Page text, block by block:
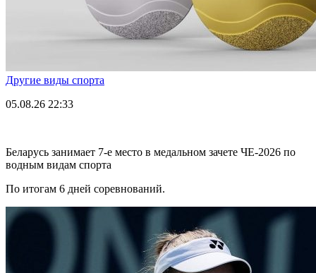
Другие виды спорта
05.08.26 22:33
Беларусь занимает 7-е место в медальном зачете ЧЕ-2026 по
водным видам спорта
По итогам 6 дней соревнований.